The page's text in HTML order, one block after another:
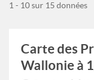
1 - 10 sur 15 données
Carte des
Wallonie à